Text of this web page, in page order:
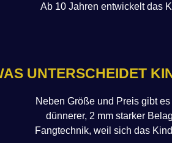
Ab 10 Jahren entwickelt das
UNTERSCHEIDET
Neben Größe und Preis gibt
dünnerer, 2 mm starker
Fangtechnik, weil sich das